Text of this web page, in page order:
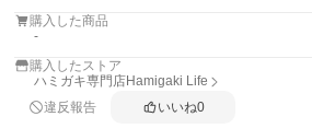
購入した商品
-
購入したストア
ハミガキ専門店Hamigaki Life
違反報告
いいね0